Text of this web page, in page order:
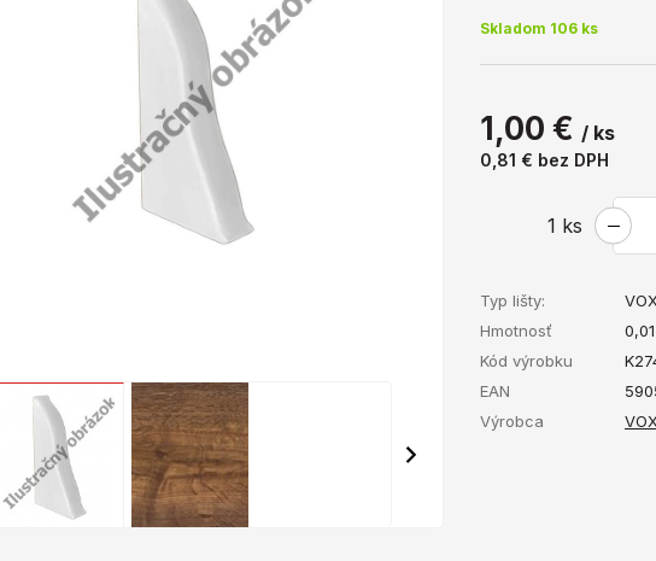
Skladom 106 ks
1,00 € / ks
0,81 € bez DPH
1 ks
Typ lišty:
Hmotnosť
0,01
Kód výrobku
EAN
Výrobca